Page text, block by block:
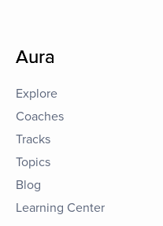
Aura
Explore
Coaches
Tracks
Topics
Blog
Learning Center